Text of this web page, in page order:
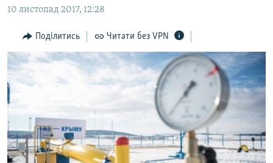
до
навігації
Перейти
до
пошуку
ПОЛІТИКА
БЛОГИ
ПОГЛЯД
ІНТЕРВ'Ю
СПЕЦПРОЕКТИ
ДЕПОРТАЦІЯ
ЯК ОБІЙТИ БЛОКУВАННЯ
10 листопад 2017, 12:28
Поділитись Читати без VPN